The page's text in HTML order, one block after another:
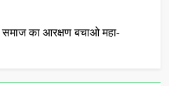
समाज का आरक्षण बचाओ महा-